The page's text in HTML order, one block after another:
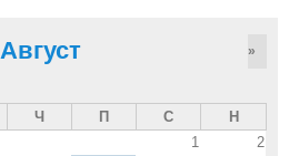
Август »
Ч П С
Н
1
2